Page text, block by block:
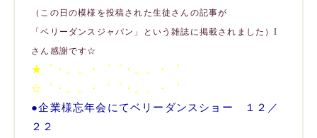
（この日の模様を投稿された生徒さんの記事が
「ベリーダンスジャパン」という雑誌に掲載されました）I
さん感謝です☆
★゜・。。・゜゜・。。・゜
☆゜・。。・゜゜・。。・゜
●企業様忘年会にてベリーダンスショー １２／
２２